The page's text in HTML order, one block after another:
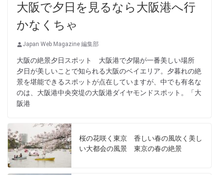
大阪で夕日を見るなら大阪港へ行
かなくちゃ
Japan Web Magazine 編集部
大阪の絶景夕日スポット 大阪港で夕陽が一番美しい場所
夕日が美しいことで知られる大阪のベイエリア。夕暮れの絶
景を堪能できるスポットが点在していますが、中でも有名な
のは、大阪港中央突堤の大阪港ダイヤモンドスポット。「大
阪港
桜の花咲く東京 香しい春の風吹く美し
い大都会の風景 東京の春の絶景